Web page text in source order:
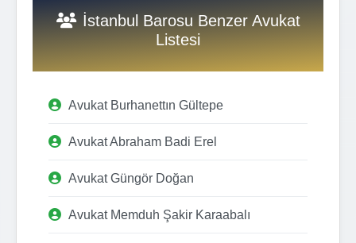
İstanbul Barosu Benzer Avukat
Listesi
Avukat Burhanettın Gültepe
Avukat Abraham Badi Erel
Avukat Güngör Doğan
Avukat Memduh Şakir Karaabalı